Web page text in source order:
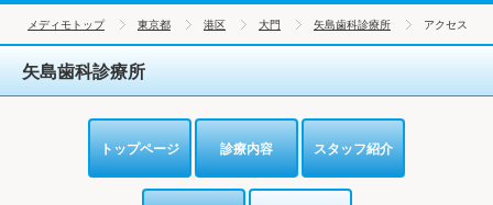
メディモトップ 東京都 港区 大門 矢島歯科診療所 アクセス
矢島歯科診療所
トップページ 診療内容 スタッフ紹介